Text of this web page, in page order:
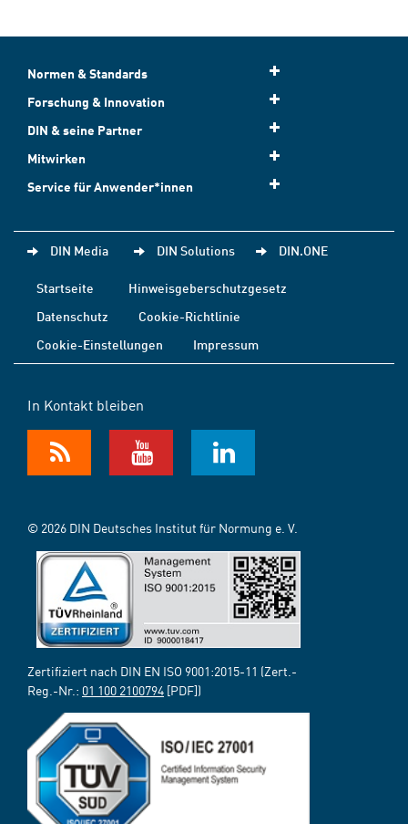
Normen & Standards
Forschung & Innovation
DIN & seine Partner
Mitwirken
Service für Anwender*innen
DIN Media DIN Solutions DIN.ONE
Startseite
Hinweisgeberschutzgesetz
Datenschutz
Cookie-Richtlinie
Cookie-Einstellungen
Impressum
In Kontakt bleiben
© 2026 DIN Deutsches Institut für Normung e. V.
Zertifiziert nach DIN EN ISO 9001:2015-11 (Zert.-
Reg.-Nr.: 01 100 2100794 [PDF])